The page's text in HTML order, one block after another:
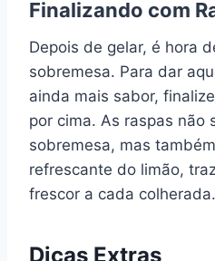
Finalizando com
Depois de gelar, é hora
sobremesa. Para dar
ainda mais sabor,
por cima. As raspas não
sobremesa, mas
refrescante do limão,
frescor a cada colherada.
Dicas Extras